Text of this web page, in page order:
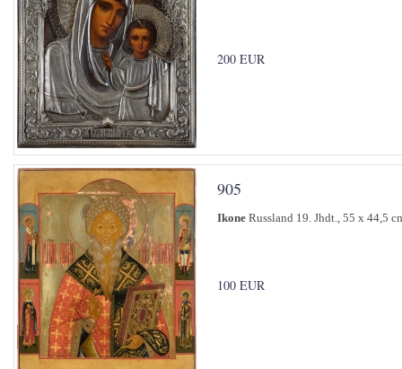
200 EUR
905
Ikone Russland 19. Jhdt., 55 x 44,5
100 EUR